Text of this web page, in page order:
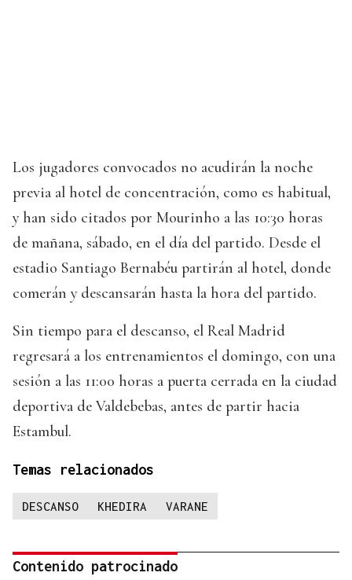
Los jugadores convocados no acudirán la noche
previa al hotel de concentración, como es habitual,
y han sido citados por Mourinho a las 10:30 horas
de mañana, sábado, en el día del partido. Desde el
estadio Santiago Bernabéu partirán al hotel, donde
comerán y descansarán hasta la hora del partido.
Sin tiempo para el descanso, el Real Madrid
regresará a los entrenamientos el domingo, con una
sesión a las 11:00 horas a puerta cerrada en la ciudad
deportiva de Valdebebas, antes de partir hacia
Estambul.
Temas relacionados
DESCANSO KHEDIRA VARANE
Contenido patrocinado